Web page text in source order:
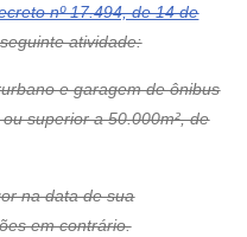
nº 17.494, de 14 de
atividade:
e garagem de ônibus
superior a 50.000m², de
na data de sua
em contrário.